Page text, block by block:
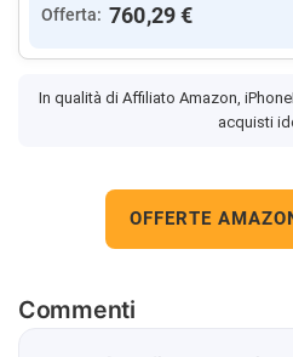
Offerta: 760,29 €
In qualità di Affiliato Amazon,
acquisti
OFFERTE
Commenti